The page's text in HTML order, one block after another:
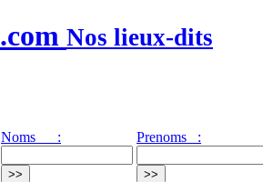
Nos lieux-dits
Noms : Prenoms :